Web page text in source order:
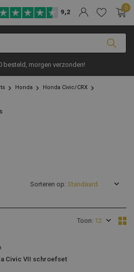
9,2
0
besteld, morgen verzonden!
Honda
Honda Civic/CRX
Toon:
Sorteren op:
Civic VII schroefset